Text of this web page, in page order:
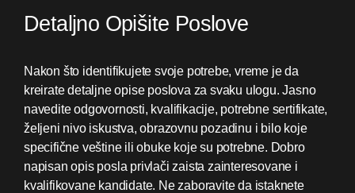
Detaljno Opišite Poslove
Nakon što identifikujete svoje potrebe, vreme je da
kreirate detaljne opise poslova za svaku ulogu. Jasno
navedite odgovornosti, kvalifikacije, potrebne sertifikate,
željeni nivo iskustva, obrazovnu pozadinu i bilo koje
specifične veštine ili obuke koje su potrebne. Dobro
napisan opis posla privlači zaista zainteresovane i
kvalifikovane kandidate. Ne zaboravite da istaknete